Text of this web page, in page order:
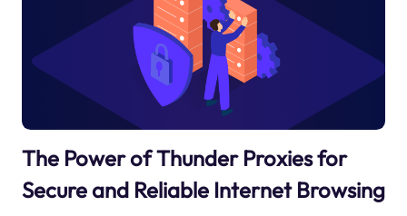
The Power of Thunder Proxies for
Secure and Reliable Internet Browsing